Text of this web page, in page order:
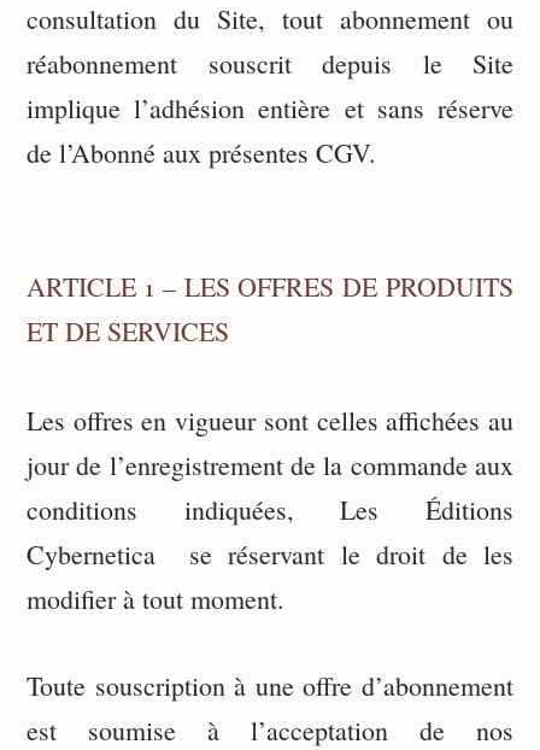
consultation du Site, tout abonnement ou
réabonnement souscrit depuis le Site
implique l’adhésion entière et sans réserve
de l’Abonné aux présentes CGV.
ARTICLE 1 – LES OFFRES DE PRODUITS
ET DE SERVICES
Les offres en vigueur sont celles affichées au
jour de l’enregistrement de la commande aux
conditions indiquées, Les Éditions
Cybernetica se réservant le droit de les
modifier à tout moment.
Toute souscription à une offre d’abonnement
est soumise à l’acceptation de nos